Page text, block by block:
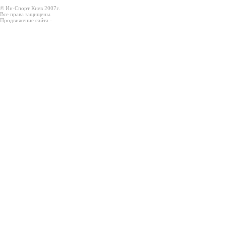
© Ин-Спорт Киев 2007г.
Все права защищены.
Продвижение сайта -